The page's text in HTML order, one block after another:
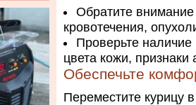
Обратите
кровотечения,
Проверьте
цвета кожи, признаки
Обеспечьте
Переместите курицу